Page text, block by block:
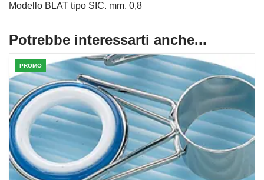
Modello BLAT tipo SIC. mm. 0,8
Potrebbe interessarti anche...
PROMO